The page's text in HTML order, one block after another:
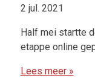
2 jul. 2021
Half mei startte
etappe online
Lees meer »